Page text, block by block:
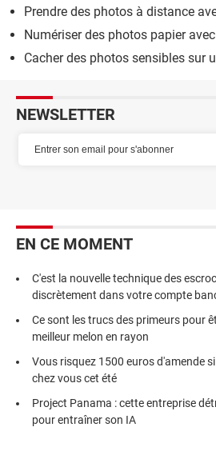
Prendre des photos à distance
Numériser des photos papier
Cacher des photos sensibles sur
NEWSLETTER
EN CE MOMENT
C'est la nouvelle technique des
discrètement dans votre compte
Ce sont les trucs des primeurs pour
meilleur melon en rayon
Vous risquez 1500 euros d'amende
chez vous cet été
Project Panama : cette entreprise
pour entraîner son IA